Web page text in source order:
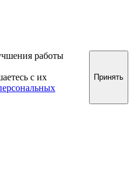
работы
с их
Принять